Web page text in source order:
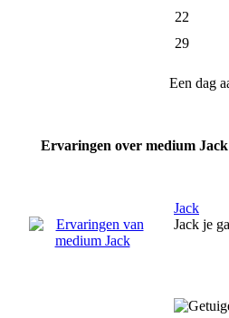
22
29
Een dag
Ervaringen over medium Jack
Jack
Jack je